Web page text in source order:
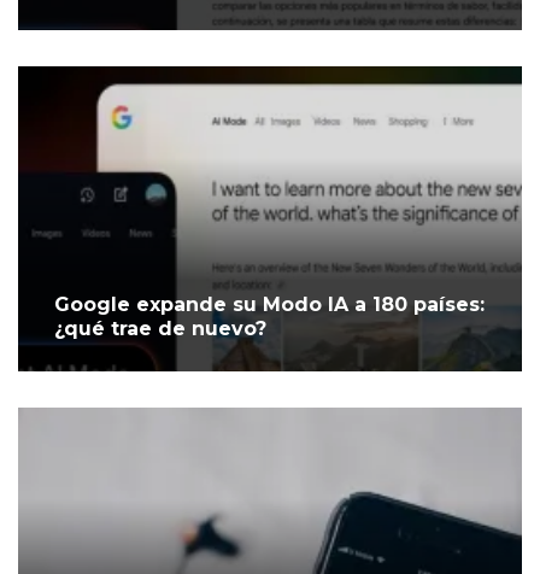
Google expande su Modo IA a 180 países:
¿qué trae de nuevo?